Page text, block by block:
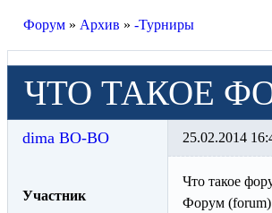
Форум » Архив » -Турниры
ЧТО ТАКОЕ
dima BO-BO
Участник
25.02.2014
Что такое
Форум (forum)